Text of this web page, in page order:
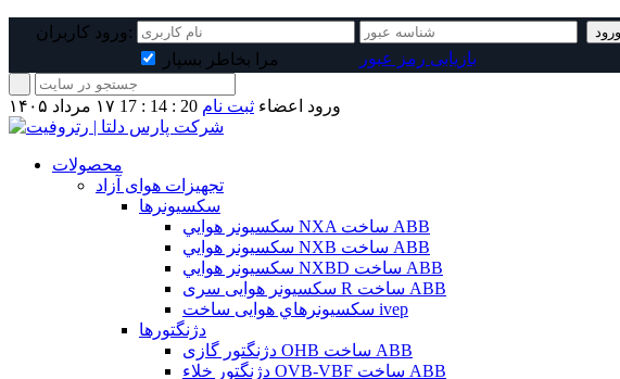
ورود کاربران:
مرا بخاطر بسپار
بازیابی رمز عبور
۱۷ مرداد ۱۴۰۵ 17 : 14 : 20 ورود اعضاء ثبت نام
محصولات
تجهیزات هوای آزاد
سکسیونرها
سکسيونر هوايي NXA ساخت ABB
سکسيونر هوايي NXB ساخت ABB
سکسيونر هوايي NXBD ساخت ABB
سکسيونر هوايی سری R ساخت ABB
سکسيونرهاي هوایی ساخت ivep
دژنگتورها
دژنگتور گازی OHB ساخت ABB
دژنگتور خلاء OVB-VBF ساخت ABB